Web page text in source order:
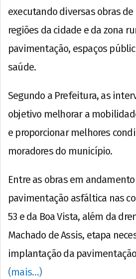
executando diversas obras
regiões da cidade e da zona
pavimentação, espaços
saúde.
Segundo a Prefeitura, as
objetivo melhorar a
e proporcionar melhores
moradores do município.
Entre as obras em
pavimentação asfáltica nas
53 e da Boa Vista, além da
Machado de Assis, etapa
implantação da
(mais…)